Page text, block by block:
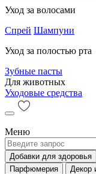
Уход за волосами
Спрей Шампуни
Уход за полостью рта
Зубные пасты
Для животных
Уходовые средства
Меню
Добавки для здоровья
Парфюмерия
Декор